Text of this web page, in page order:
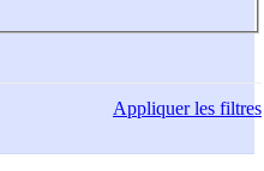
Appliquerles filtres